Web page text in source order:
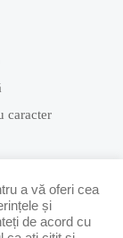
caracter
a vă oferi cea
și
de acord cu